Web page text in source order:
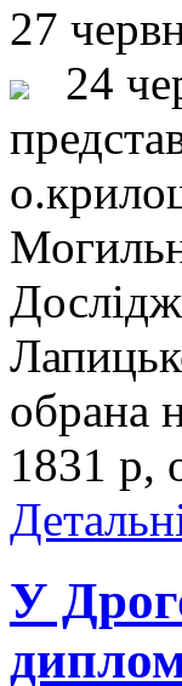
27
24
обрана
1831 р,
У